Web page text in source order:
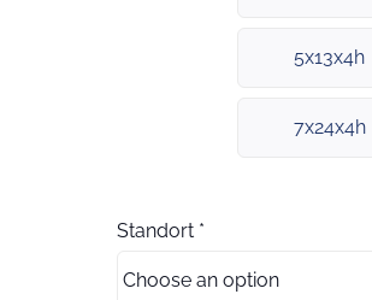
5x13x4h
7x24x4h
Standort *